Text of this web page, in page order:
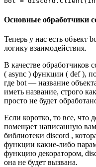
Основные обработчики
Теперь у нас есть объект
логику взаимодействия.
В качестве обработчиков
( async ) функции ( def ),
где bot — название
иметь название, строго
просто не будет
Если коротко, то все, что
помещает написанную
библиотеки discord ,
функции какие-либо
функцию декоратором,
она не будет вызвана.